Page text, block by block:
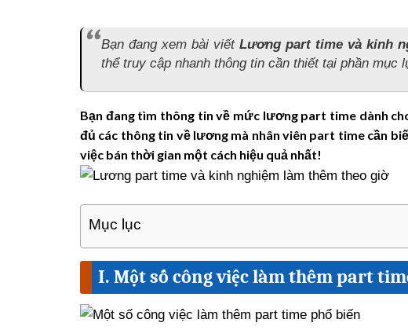
Bạn đang xem bài viết Lương part time và kinh
thể truy cập nhanh thông tin cần thiết tại phần mục
Bạn đang tìm thông tin về mức lương part time dành
đủ các thông tin về lương mà nhân viên part time cần
việc bán thời gian một cách hiệu quả nhất!
Mục lục
I. Một số công việc làm thêm part